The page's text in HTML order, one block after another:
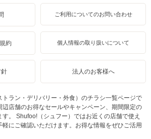
ご利用についてのお問い合わせ
約 個人情報の取り扱いについて
法人のお客様へ
ラン・デリバリー・外食）のチラシ一覧ページで
店舗のお得なセールやキャンペーン、期間限定の
。 Shufoo!（シュフー）ではお近くの店舗で使え
にご確認いただけます。お得な情報をぜひご活用